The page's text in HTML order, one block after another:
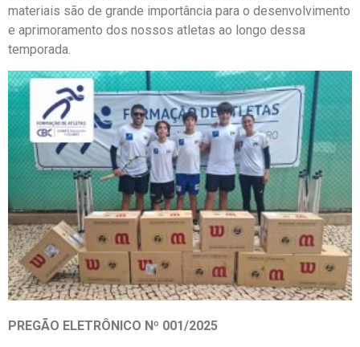
materiais são de grande importância para o desenvolvimento
e aprimoramento dos nossos atletas ao longo dessa
temporada.
PREGÃO ELETRÔNICO Nº 001/2025